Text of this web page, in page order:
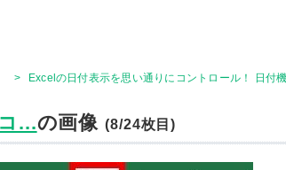
> Excelの日付表示を思い通りにコントロール！ 日付
...の画像(8/24枚目)